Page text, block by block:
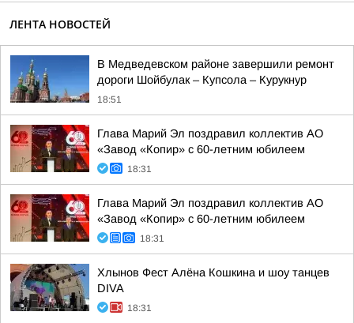
ЛЕНТА НОВОСТЕЙ
В Медведевском районе завершили ремонт
дороги Шойбулак – Купсола – Курукнур
18:51
Глава Марий Эл поздравил коллектив АО
«Завод «Копир» с 60-летним юбилеем
18:31
Глава Марий Эл поздравил коллектив АО
«Завод «Копир» с 60-летним юбилеем
18:31
Хлынов Фест Алёна Кошкина и шоу танцев
DIVA
18:31